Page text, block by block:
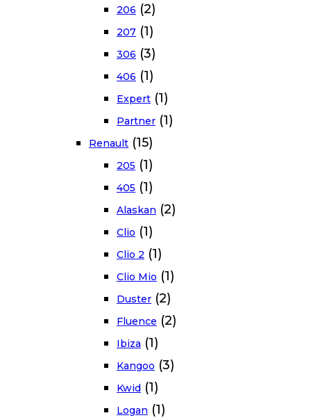
206 (2)
207 (1)
306 (3)
406 (1)
Expert (1)
Partner (1)
Renault (15)
205 (1)
405 (1)
Alaskan (2)
Clio (1)
Clio 2 (1)
Clio Mio (1)
Duster (2)
Fluence (2)
Ibiza (1)
Kangoo (3)
Kwid (1)
Logan (1)